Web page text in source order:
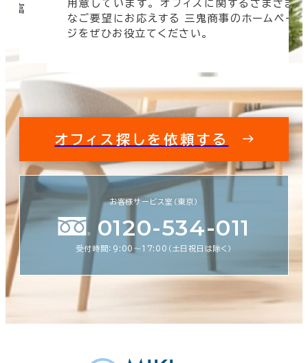
豊富
用意しています。 オフィスに関するさまざま
なご要望にお応えする 三鬼商事のホームペー
ジをぜひお役立てください。
オフィス探しを依頼する
お客様サービス室（東京）
0120-534-011
受付時間：9:00〜17:00（土日祝日は除く）